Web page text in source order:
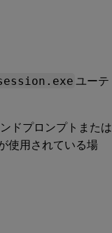
ユーテ
ドプロンプトまたは
使用されている場